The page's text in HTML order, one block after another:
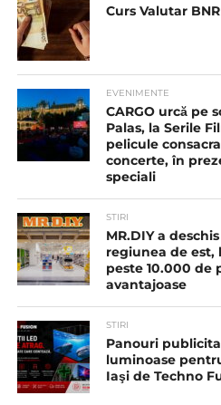
Curs Valutar BNR
EVENIMENTE
CARGO urcă pe
Palas, la Serile
pelicule
concerte, în
speciali
STIRI
MR.DIY a
regiunea de est,
peste 10.000 de
avantajoase
STIRI
Panouri
luminoase
Iaşi de Techno